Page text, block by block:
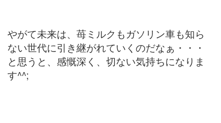
やがて未来は、苺ミルクもガソリン車も知ら
ない世代に引き継がれていくのだなぁ・・・
と思うと、感慨深く、切ない気持ちになりま
す^^;